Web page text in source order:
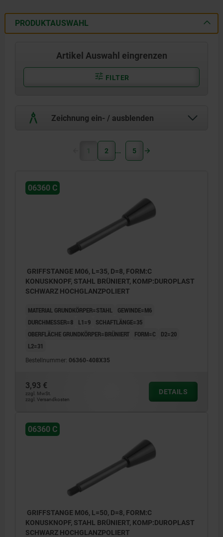
PRODUKTAUSWAHL
Artikel Auswahl eingrenzen
FILTER
Zeichnung ein- / ausblenden
1 2 5
06360 C
GRIFFSTANGE M06, L=35, D=8, FORM:C
KONUSKNOPF, STAHL BRÜNIERT, KOMP:DUROPLAST
SCHWARZ HOCHGLANZPOLIERT
MATERIAL GRUNDKÖRPER=STAHL
GEWINDE=M6
DURCHMESSER=8
L1=9
SCHAFTLÄNGE=35
OBERFLÄCHE GRUNDKÖRPER=BRÜNIERT
FORM=C
D2=20
L2=31
Bestellnummer: 06360-408X35
3,93 €
zzgl. MwSt.
zzgl. Versandkosten
DETAILS
06360 C
GRIFFSTANGE M06, L=50, D=8, FORM:C
KONUSKNOPF, STAHL BRÜNIERT, KOMP:DUROPLAST
SCHWARZ HOCHGLANZPOLIERT